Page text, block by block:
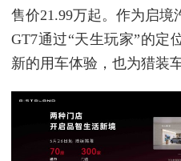
售价21.99万起。作为启
GT7通过“天生玩家”的定
新的用车体验，也为猎装